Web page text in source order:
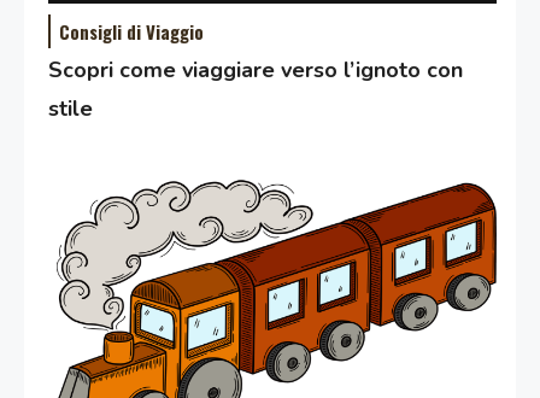
Consigli di Viaggio
Scopri come viaggiare verso l’ignoto con
stile